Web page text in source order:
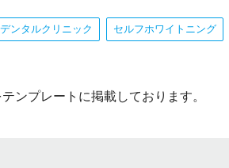
デンタルクリニック セルフホワイトニング
ンプレートに掲載しております。